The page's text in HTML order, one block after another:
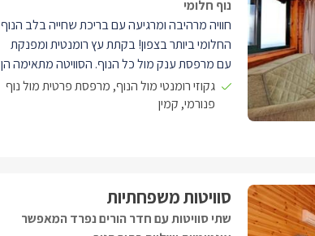
סוויטות משפחתיות
שתי סוויטות עם חדר הורים נפרד המאפשר
נוף חלומי
חוויה מרהיבה ומרגיעה עם בריכת שחייה בלב הנוף
החלומי ביותר בצפון! בקתת עץ רומנטית ומפנקת
עם מרפסת ענק מול כל הנוף. הסוויטה מתאימה הן
לזוגות והן למשפחות. כאן תיהנו ממיטה זוגית יפה,
ג'קוזי ענק, ספת סלון נפתחת למיטה (לילדים).
גקוזי רומנטי מול הנוף, מרפסת פרטית מול נוף
פנורמי, קמין